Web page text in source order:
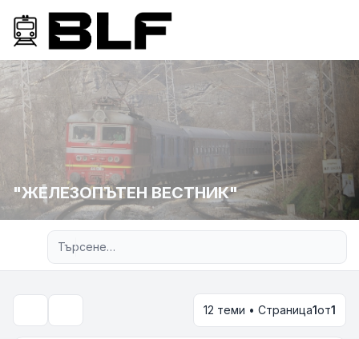
"ЖЕЛЕЗОПЪТЕН ВЕСТНИК"
12 теми • Страница1от1